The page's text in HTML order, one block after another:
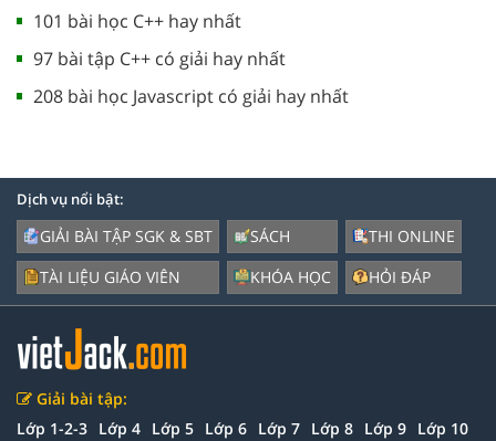
101 bài học C++ hay nhất
97 bài tập C++ có giải hay nhất
208 bài học Javascript có giải hay nhất
Dịch vụ nổi bật:
GIẢI BÀI TẬP SGK & SBT
TÀI LIỆU GIÁO VIÊN
SÁCH
KHÓA HỌC
THI ONLINE
HỎI ĐÁP
Giải bài tập:
Lớp 1-2-3 Lớp 4 Lớp 5 Lớp 6 Lớp 7 Lớp 8 Lớp 9 Lớp 10